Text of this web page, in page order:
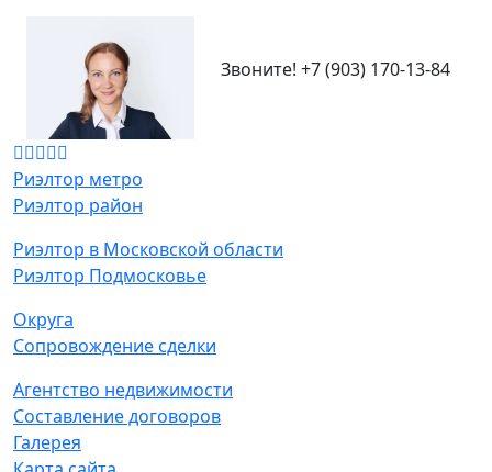
Звоните! +7 (903) 170-13-84
Риэлтор метро
Риэлтор район
Риэлтор в Московской области
Риэлтор Подмосковье
Округа
Сопровождение сделки
Агентство недвижимости
Составление договоров
Галерея